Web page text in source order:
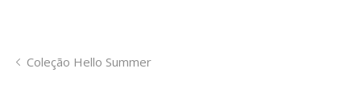
Coleção Hello Summer